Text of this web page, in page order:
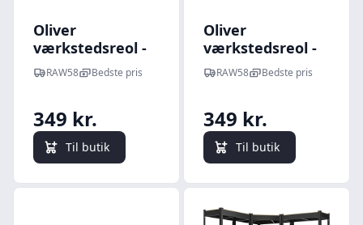
Oliver
værkstedsreol -
Sort/mørkt træ
RAW58 Bedste pris
349 kr.
Til butik
Oliver
værkstedsreol -
Sort/lyst træ
RAW58 Bedste pris
349 kr.
Til butik